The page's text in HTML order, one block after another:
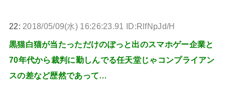
22: 2018/05/09(水) 16:26:23.91 ID:RlfNpJd/H
黒猫白猫が当たっただけのぽっと出のスマホゲー企業と
70年代から裁判に勤しんでる任天堂じゃコンプライアン
スの差など歴然であって…